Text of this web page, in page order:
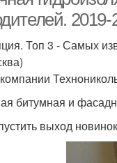
2019-
Топ 3 - Самых
битумная и
выход